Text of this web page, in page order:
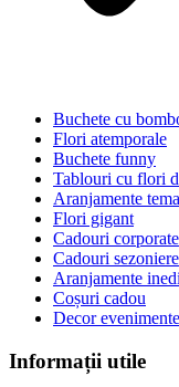
Buchete cu
Flori atemporale
Buchete funny
Tablouri cu flori
Aranjamente
Flori gigant
Cadouri corporate
Cadouri sezoniere
Aranjamente
Coșuri cadou
Decor evenimente
Informații utile